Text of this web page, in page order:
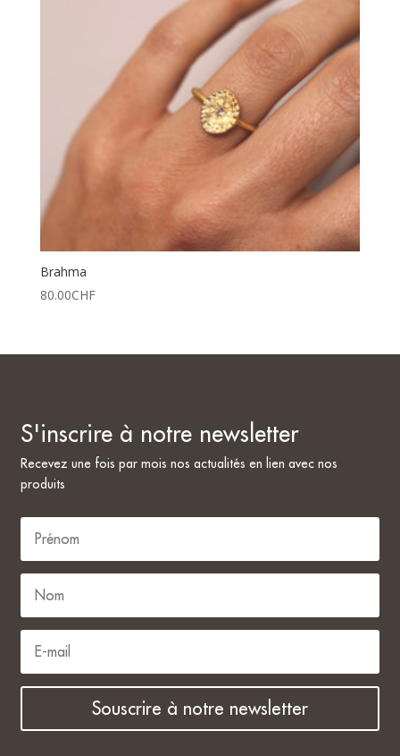
Brahma
80.00CHF
S'inscrire à notre newsletter
Recevez une fois par mois nos actualités en lien avec nos
produits
Souscrire à notre newsletter